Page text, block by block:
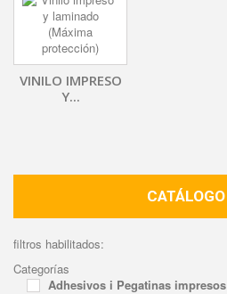
VINILO IMPRESO
Y...
CATÁLOGO
filtros habilitados:
Categorías
Adhesivos i Pegatinas impresos